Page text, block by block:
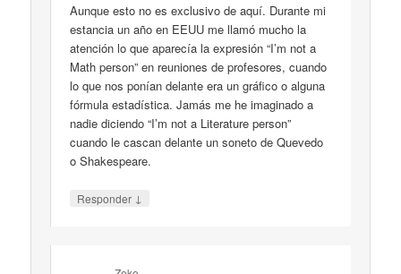
Aunque esto no es exclusivo de aquí. Durante mi
estancia un año en EEUU me llamó mucho la
atención lo que aparecía la expresión “I’m not a
Math person” en reuniones de profesores, cuando
lo que nos ponían delante era un gráfico o alguna
fórmula estadística. Jamás me he imaginado a
nadie diciendo “I’m not a Literature person”
cuando le cascan delante un soneto de Quevedo
o Shakespeare.
Responder ↓